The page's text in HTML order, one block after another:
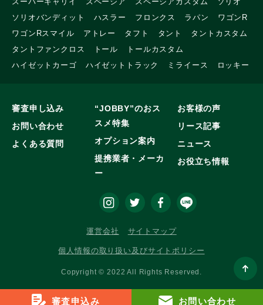
審査申込み お問い合わせ
スーパーキャリイ
スペーシア スペーシアカスタム
ソリオ
ソリオバンディット
ハスラー フロンクス ラパン
ワゴンR
ワゴンRスマイル
アトレー タフト タント
タントカスタム
タントファンクロス
トール
トールカスタム
ハイゼットカーゴ
ハイゼットトラック ミライース ロッキー
審査申し込み
お問い合わせ
よくある質問
“JOBBY”のおス
スメ特集
オプション案内
提携業者・メーカ
ー
お客様の声
リース記事
ニュース
お役立ち情報
運営会社 サイトマップ
個人情報の取り扱い及びサイトポリシー
Copyright © 2022 All Rights Reserved.